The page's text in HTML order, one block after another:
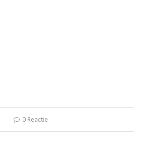
0 Reactie